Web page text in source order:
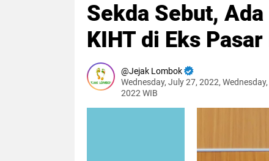
Sekda Sebut,
KIHT di Eks
Jejak Lombok
Wednesday, July 27, 2022,
2022 WIB